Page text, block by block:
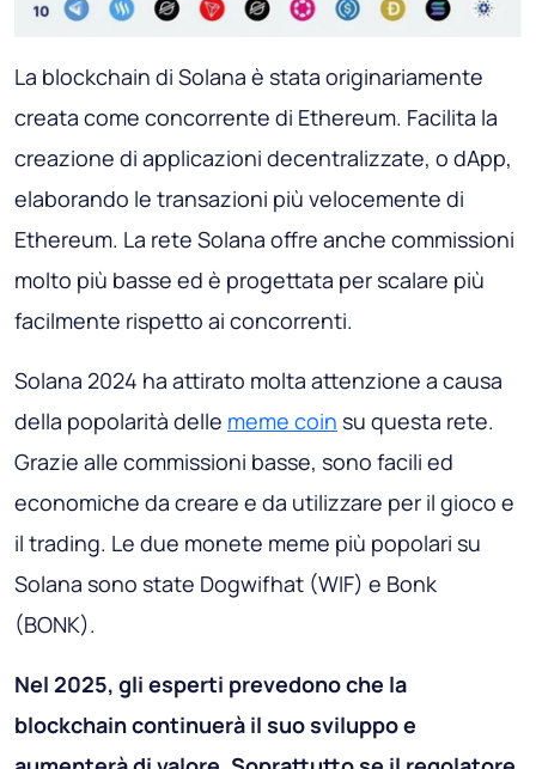
La blockchain di Solana è stata originariamente
creata come concorrente di Ethereum. Facilita la
creazione di applicazioni decentralizzate, o dApp,
elaborando le transazioni più velocemente di
Ethereum. La rete Solana offre anche commissioni
molto più basse ed è progettata per scalare più
facilmente rispetto ai concorrenti.
Solana 2024 ha attirato molta attenzione a causa
della popolarità delle meme coin su questa rete.
Grazie alle commissioni basse, sono facili ed
economiche da creare e da utilizzare per il gioco e
il trading. Le due monete meme più popolari su
Solana sono state Dogwifhat (WIF) e Bonk
(BONK).
Nel 2025, gli esperti prevedono che la
blockchain continuerà il suo sviluppo e